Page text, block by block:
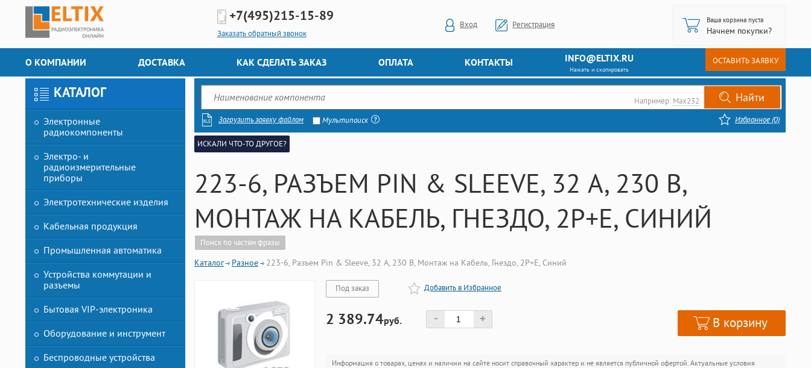
+7(495)215-15-89
Заказать обратный звонок
Вход Регистрация
Ваша корзина пуста
Начнем покупки?
О КОМПАНИИ ДОСТАВКА КАК СДЕЛАТЬ ЗАКАЗ ОПЛАТА КОНТАКТЫ INFO@ELTIX.RU
Нажать и скопировать
ОСТАВИТЬ ЗАЯВКУ
КАТАЛОГ
Электронные
радиокомпоненты
Электро- и
радиоизмерительные
приборы
Электротехнические изделия
Кабельная продукция
Промышленная автоматика
Устройства коммутации и
разъемы
Бытовая VIP-электроника
Оборудование и инструмент
Беспроводные устройства
Например: Max232
Загрузить заявку файлом Мультипоиск Избранное (0)
ИСКАЛИ ЧТО-ТО ДРУГОЕ?
223-6, РАЗЪЕМ PIN & SLEEVE, 32 А, 230 В,
МОНТАЖ НА КАБЕЛЬ, ГНЕЗДО, 2P+E, СИНИЙ
Поиск по частям фразы
Каталог Разное 223-6, Разъем Pin & Sleeve, 32 А, 230 В, Монтаж на Кабель, Гнездо, 2P+E, Синий
Под заказ Добавить в Избранное
2 389.74руб. - + В корзину
Информация о товарах, ценах и наличии на сайте носит справочный характер и не является публичной офертой. Актуальные условия